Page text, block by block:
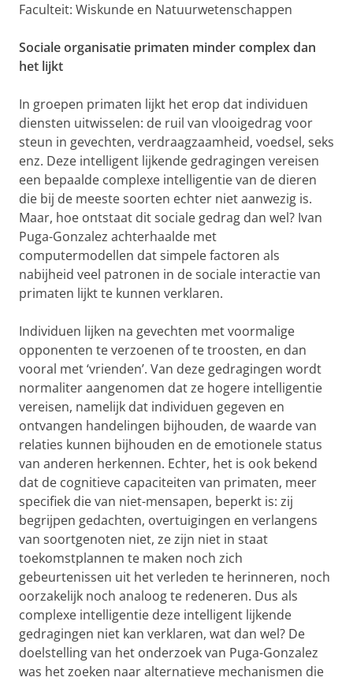
Faculteit: Wiskunde en Natuurwetenschappen
Sociale organisatie primaten minder complex dan
het lijkt
In groepen primaten lijkt het erop dat individuen
diensten uitwisselen: de ruil van vlooigedrag voor
steun in gevechten, verdraagzaamheid, voedsel, seks
enz. Deze intelligent lijkende gedragingen vereisen
een bepaalde complexe intelligentie van de dieren
die bij de meeste soorten echter niet aanwezig is.
Maar, hoe ontstaat dit sociale gedrag dan wel? Ivan
Puga-Gonzalez achterhaalde met
computermodellen dat simpele factoren als
nabijheid veel patronen in de sociale interactie van
primaten lijkt te kunnen verklaren.
Individuen lijken na gevechten met voormalige
opponenten te verzoenen of te troosten, en dan
vooral met ‘vrienden’. Van deze gedragingen wordt
normaliter aangenomen dat ze hogere intelligentie
vereisen, namelijk dat individuen gegeven en
ontvangen handelingen bijhouden, de waarde van
relaties kunnen bijhouden en de emotionele status
van anderen herkennen. Echter, het is ook bekend
dat de cognitieve capaciteiten van primaten, meer
specifiek die van niet-mensapen, beperkt is: zij
begrijpen gedachten, overtuigingen en verlangens
van soortgenoten niet, ze zijn niet in staat
toekomstplannen te maken noch zich
gebeurtenissen uit het verleden te herinneren, noch
oorzakelijk noch analoog te redeneren. Dus als
complexe intelligentie deze intelligent lijkende
gedragingen niet kan verklaren, wat dan wel? De
doelstelling van het onderzoek van Puga-Gonzalez
was het zoeken naar alternatieve mechanismen die